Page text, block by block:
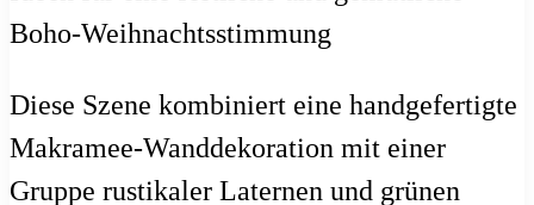
Diese Szene kombiniert eine handgefertigte
Makramee-Wanddekoration mit einer
Gruppe rustikaler Laternen und grünen